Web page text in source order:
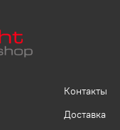
Контакты
Доставка